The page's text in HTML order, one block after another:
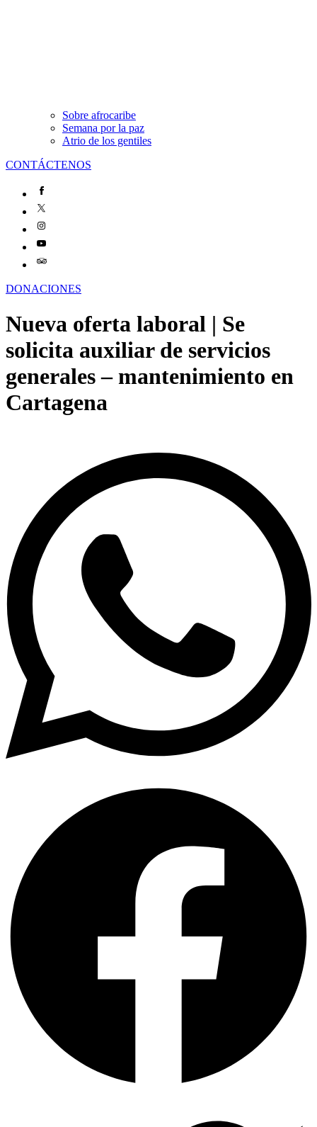
Sobre afrocaribe
Semana por la paz
Atrio de los gentiles
CONTÁCTENOS
DONACIONES
Nueva oferta laboral | Se
solicita auxiliar de servicios
generales – mantenimiento en
Cartagena